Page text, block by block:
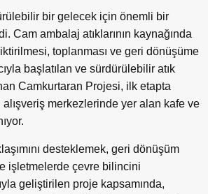
bir gelecek için önemli bir
Cam ambalaj atıklarının kaynağında
toplanması ve geri dönüşüme
başlatılan ve sürdürülebilir atık
Camkurtaran Projesi, ilk etapta
alışveriş merkezlerinde yer alan kafe ve
desteklemek, geri dönüşüm
işletmelerde çevre bilincini
geliştirilen proje kapsamında,